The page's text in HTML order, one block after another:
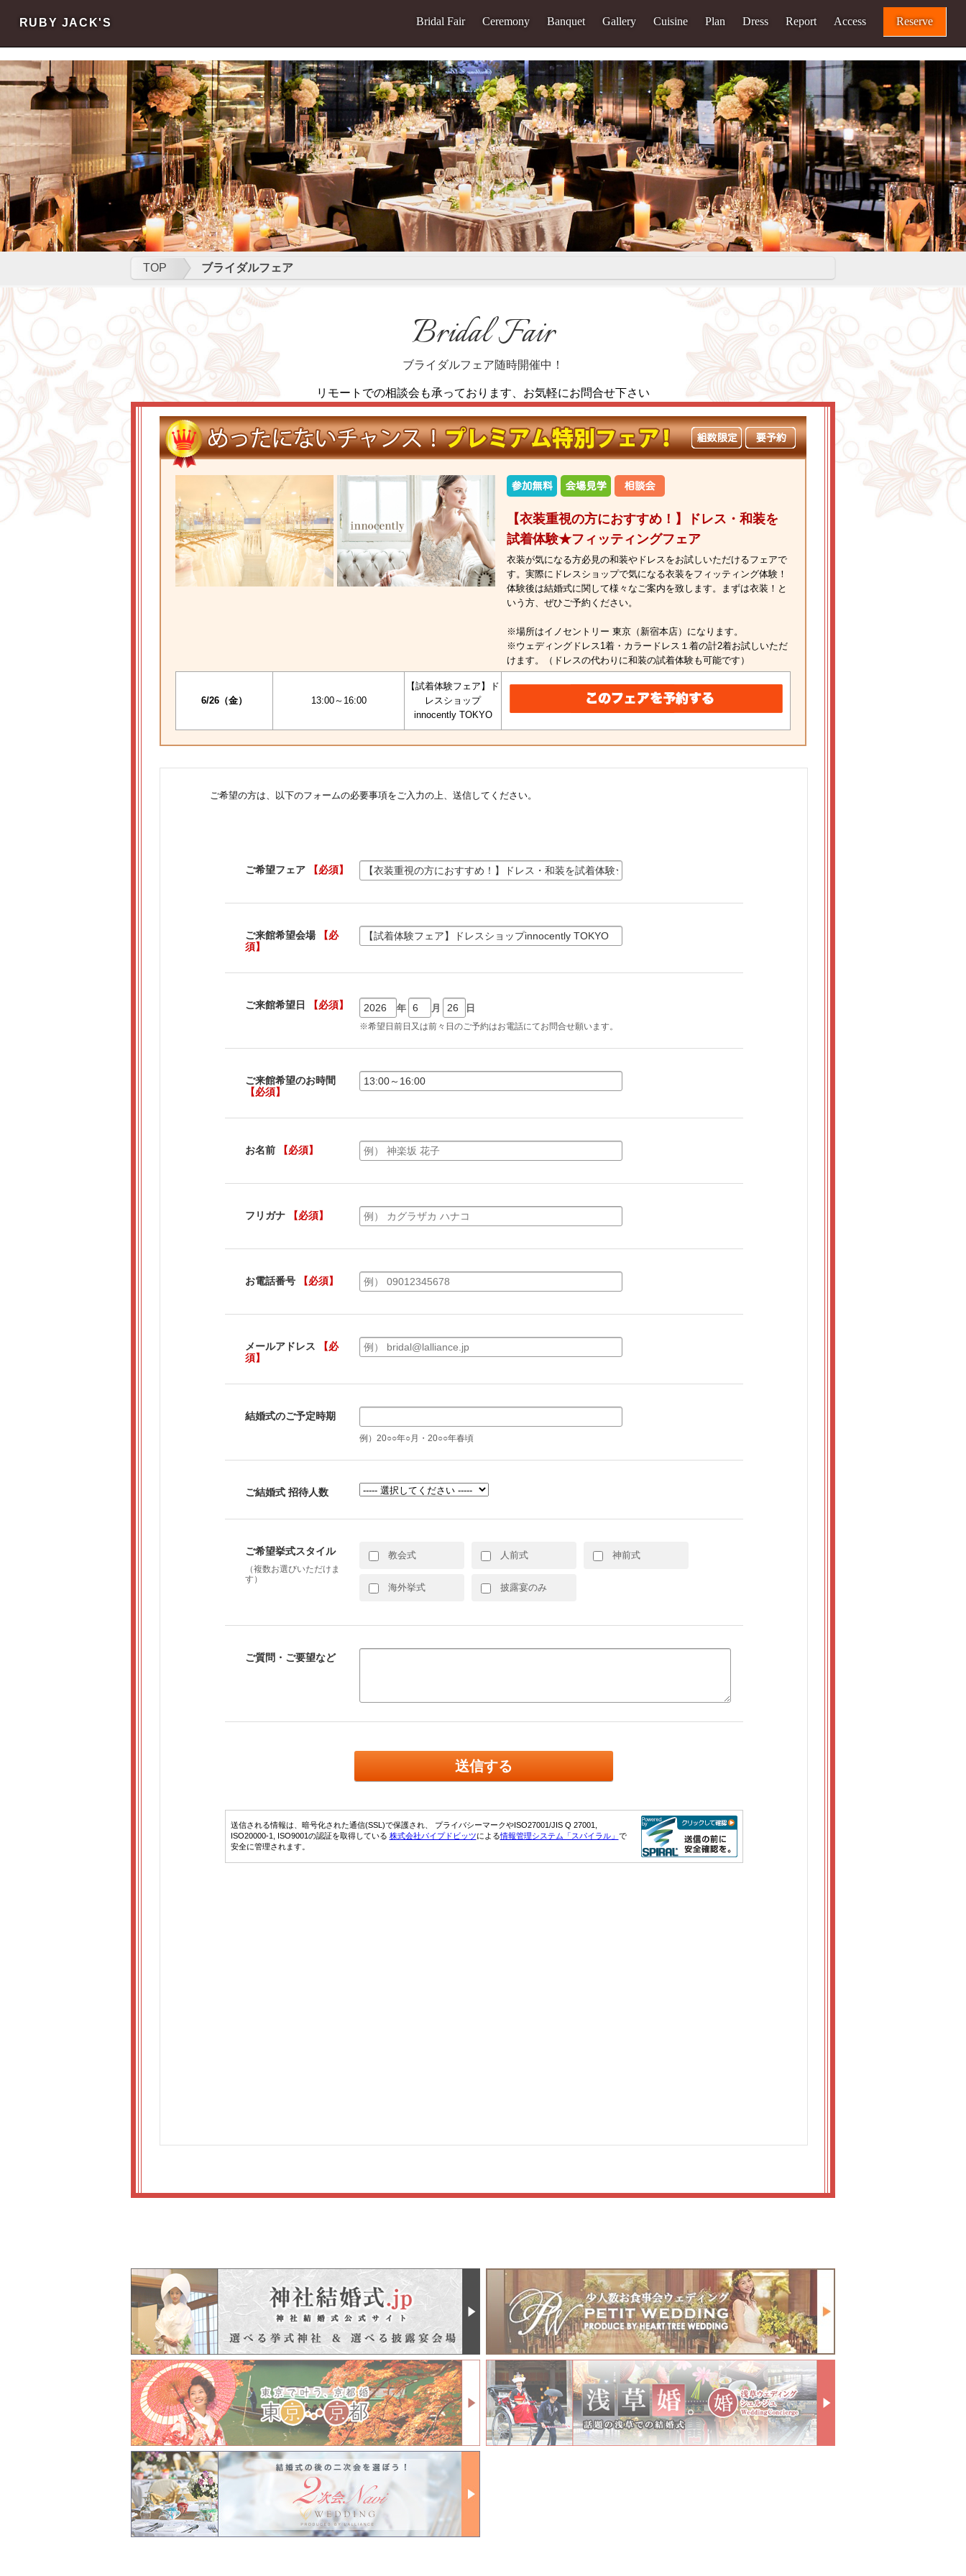
RUBY JACK'S
Bridal Fair Ceremony Banquet Gallery Cuisine Plan Dress Report Access Reserve
TOP ブライダルフェア
Bridal Fair
ブライダルフェア随時開催中！
リモートでの相談会も承っております、 お気軽にお問合せ下さい
【衣装重視の方におすすめ！】ドレス・和装を
試着体験★フィッティングフェア
衣装が気になる方必見の和装やドレスをお試しいただけるフェアで
す。実際にドレスショップで気になる衣装をフィッティング体験！
体験後は結婚式に関して様々なご案内を致します。まずは衣装！と
いう方、ぜひご予約ください。
※場所はイノセントリー 東京（新宿本店）になります。
※ウェディングドレス1着・カラードレス１着の計2着お試しいただ
けます。（ドレスの代わりに和装の試着体験も可能です）
6/26（金） 13:00～16:00
【試着体験フェア】ド
レスショップ
innocently TOKYO